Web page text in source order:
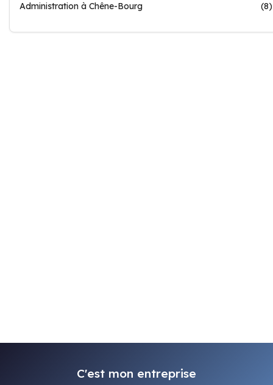
Administration à Chêne-Bourg
(8)
C'est mon entreprise